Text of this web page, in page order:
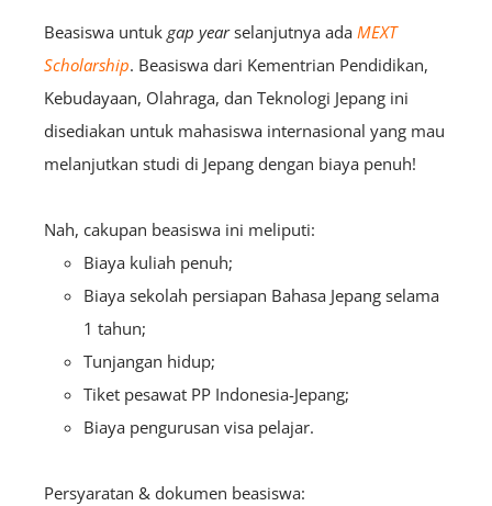
Beasiswa untuk gap yearselanjutnya ada MEXT
Scholarship. Beasiswa dari Kementrian Pendidikan,
Kebudayaan, Olahraga, dan Teknologi Jepang ini
disediakan untuk mahasiswa internasional yang mau
melanjutkan studi di Jepang dengan biaya penuh!
Nah, cakupan beasiswa ini meliputi:
Biaya kuliah penuh;
Biaya sekolah persiapan Bahasa Jepang selama
1 tahun;
Tunjangan hidup;
Tiket pesawat PP Indonesia-Jepang;
Biaya pengurusan visa pelajar.
Persyaratan & dokumen beasiswa: